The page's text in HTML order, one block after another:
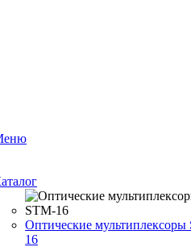
Оптические
16